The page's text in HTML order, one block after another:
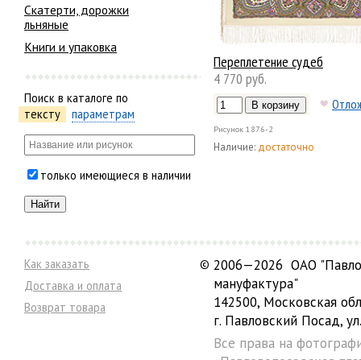
Скатерти, дорожки
льняные
Книги и упаковка
Поиск в каталоге по
тексту
параметрам
только имеющиеся в наличии
Переплетение судеб
4 770 руб.
Рисунок 1876-2
Наличие: достаточно
Как заказать
Доставка и оплата
Возврат товара
© 2006—2026 ОАО
мануфактура"
142500, Московская
г. Павловский Посад,
Все права на